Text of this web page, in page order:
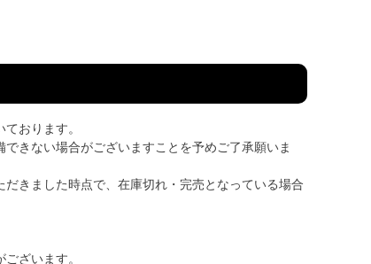
おります。
きない場合がございますことを予めご了承願いま
きました時点で、在庫切れ・完売となっている場合
ざいます。